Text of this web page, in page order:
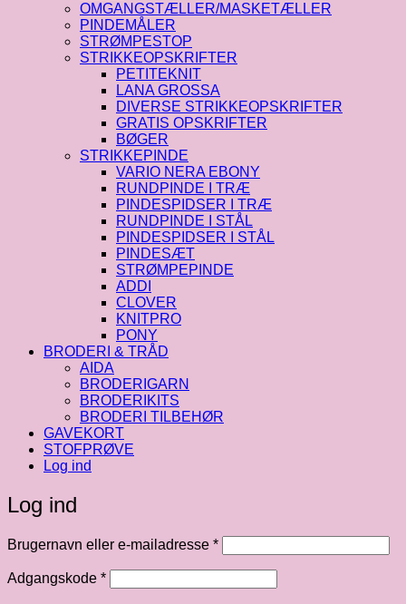
OMGANGSTÆLLER/MASKETÆLLER
PINDEMÅLER
STRØMPESTOP
STRIKKEOPSKRIFTER
PETITEKNIT
LANA GROSSA
DIVERSE STRIKKEOPSKRIFTER
GRATIS OPSKRIFTER
BØGER
STRIKKEPINDE
VARIO NERA EBONY
RUNDPINDE I TRÆ
PINDESPIDSER I TRÆ
RUNDPINDE I STÅL
PINDESPIDSER I STÅL
PINDESÆT
STRØMPEPINDE
ADDI
CLOVER
KNITPRO
PONY
BRODERI & TRÅD
AIDA
BRODERIGARN
BRODERIKITS
BRODERI TILBEHØR
GAVEKORT
STOFPRØVE
Log ind
Log ind
Brugernavn eller e-mailadresse *Påkrævet
Adgangskode *Påkrævet